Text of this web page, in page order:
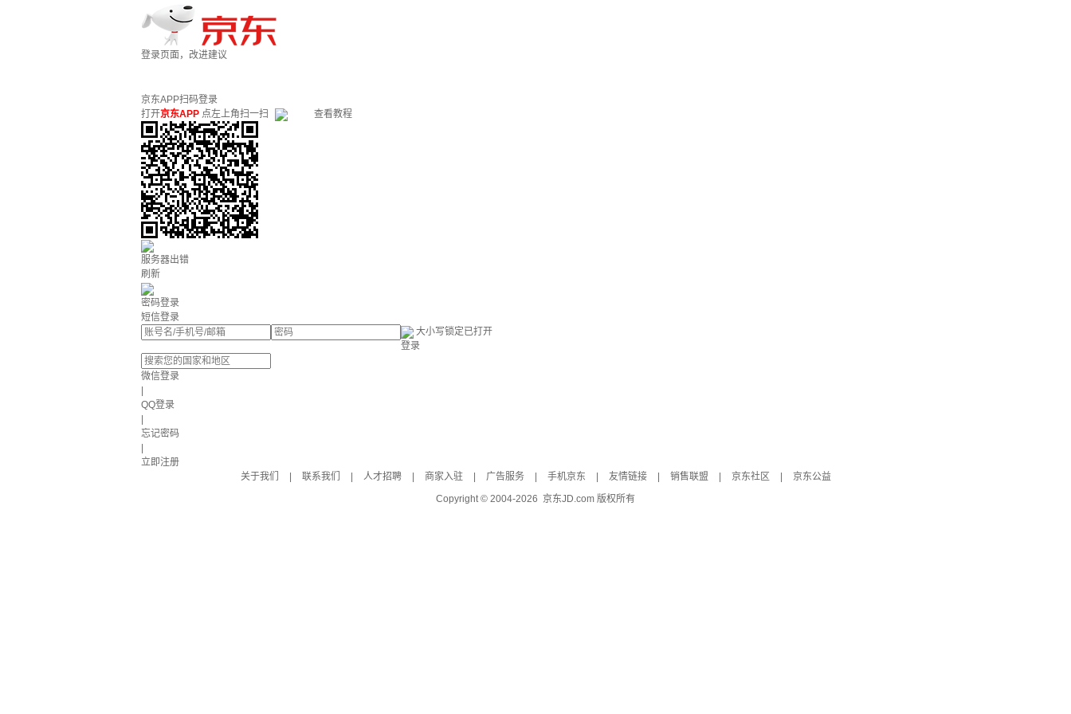
登录页面，改进建议
京东APP扫码登录
打开京东APP 点左上角扫一扫 查看教程
服务器出错
刷新
密码登录
短信登录
大小写锁定已打开
登录
微信登录
QQ登录
忘记密码
立即注册
关于我们
联系我们 人才招聘 商家入驻 广告服务 手机京东 友情链接 销售联盟 京东社区
京东公益
Copyright © 2004-2026 京东JD.com 版权所有